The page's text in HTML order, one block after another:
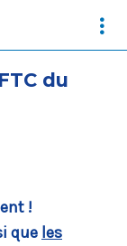
du
!
que les